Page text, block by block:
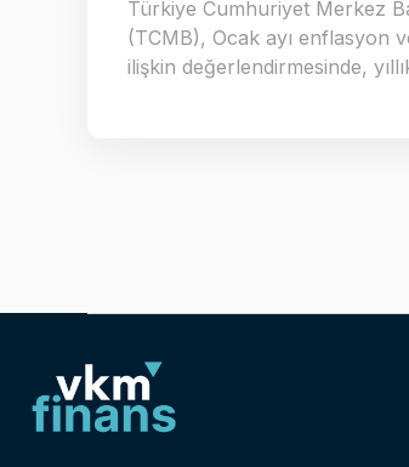
Türkiye Cumhuriyet Merkez
(TCMB), Ocak ayı enflasyon
ilişkin değerlendirmesinde,